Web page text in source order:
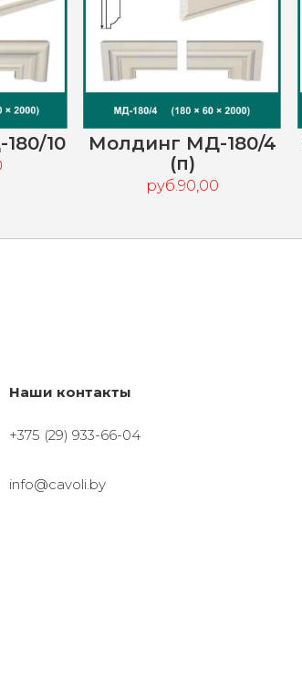
10
Молдинг МД-180/4
(п)
руб.90,00
Наши контакты
+375 (29) 933-66-04
info@cavoli.by